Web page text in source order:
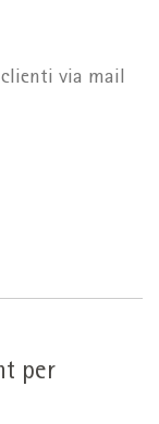
via mail
per